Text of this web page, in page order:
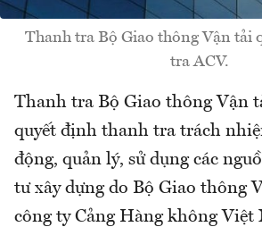
Thanh tra Bộ Giao thông Vận tải
tra ACV.
Thanh tra Bộ Giao thông Vận
quyết định thanh tra trách
động, quản lý, sử dụng các
tư xây dựng do Bộ Giao thông
công ty Cảng Hàng không Việt